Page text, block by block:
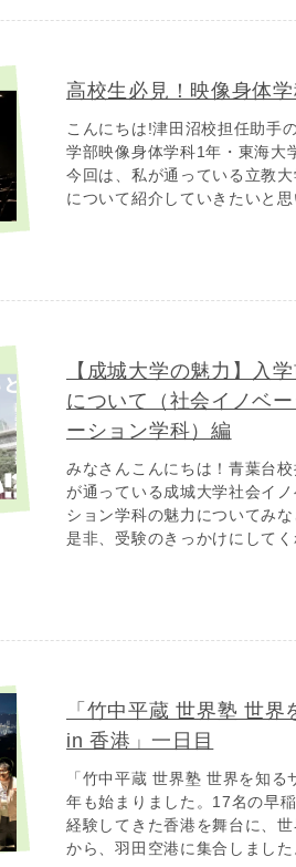
高校生必見！映像身体
こんにちは!津田沼校担任助手
学部映像身体学科1年・東海大
今回は、私が通っている立教
について紹介していきたいと
【成城大学の魅力】入
について（社会イノベ
ーション学科）編
みなさんこんにちは！青葉台
が通っている成城大学社会イ
ション学科の魅力についてみ
是非、受験のきっかけにしてく
「竹中平蔵 世界塾 世
in 香港」一日目
「竹中平蔵 世界塾 世界を知
年も始まりました。17名の早
経験してきた香港を舞台に、
から、羽田空港に集合しました